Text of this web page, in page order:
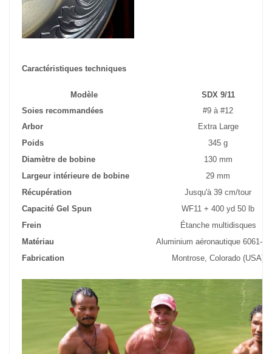
Caractéristiques techniques
Modèle
SDX 9/11
Soies recommandées
#9 à #12
Arbor
Extra Large
Poids
345 g
Diamètre de bobine
130 mm
Largeur intérieure de bobine
29 mm
Récupération
Jusqu'à 39 cm/tour
Capacité Gel Spun
WF11 + 400 yd 50 lb
Frein
Étanche multidisques
Matériau
Aluminium aéronautique 6061-
Fabrication
Montrose, Colorado (USA)